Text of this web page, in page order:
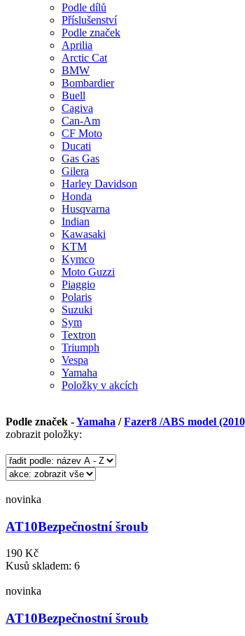
Podle dílů
Příslušenství
Podle značek
Aprilia
Arctic Cat
BMW
Bombardier
Buell
Cagiva
Can-Am
CF Moto
Ducati
Gas Gas
Gilera
Harley Davidson
Honda
Husqvarna
Indian
Kawasaki
KTM
Kymco
Moto Guzzi
Piaggio
Polaris
Suzuki
Sym
Textron
Triumph
Vespa
Yamaha
Položky v akcích
Podle značek -Yamaha /Fazer8 /ABS model
zobrazit položky:
novinka
AT10Bezpečnostní šroub
190 Kč
Kusů skladem: 6
novinka
AT10Bezpečnostní šroub